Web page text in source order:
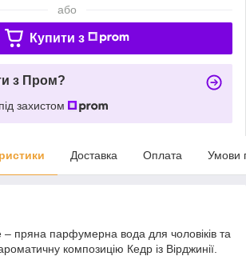
або
Купити з
з Пром?
захистом
Доставка Оплата Умови
пряна парфумерна вода для чоловіків та
композицію Кедр із Вірджинії.